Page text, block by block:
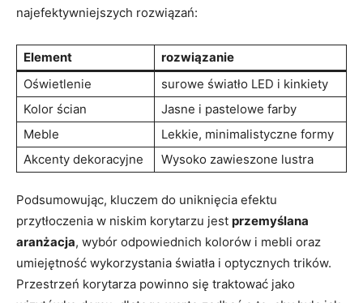
najefektywniejszych rozwiązań:
Element
rozwiązanie
Oświetlenie
surowe światło LED i kinkiety
Kolor ścian
Jasne i pastelowe farby
Meble
Lekkie, minimalistyczne formy
Akcenty dekoracyjne
Wysoko zawieszone lustra
Podsumowując, kluczem do uniknięcia efektu
przytłoczenia w niskim korytarzu jest przemyślana
aranżacja, wybór odpowiednich kolorów i mebli oraz
umiejętność wykorzystania światła i optycznych trików.
Przestrzeń korytarza powinno się traktować jako